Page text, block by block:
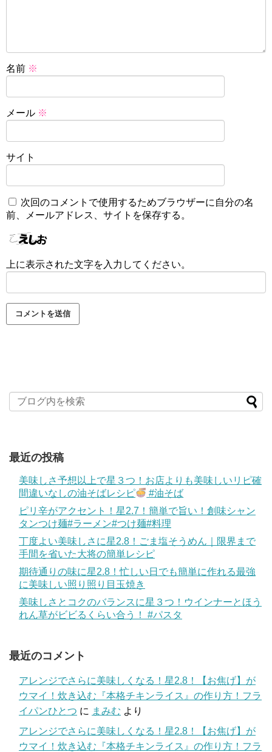
名前 ※
メール ※
サイト
次回のコメントで使用するためブラウザーに自分の名
前、メールアドレス、サイトを保存する。
上に表示された文字を入力してください。
最近の投稿
美味しさ予想以上で星３つ！お店よりも美味しいリピ確
間違いなしの油そばレシピ
#油そば
ピリ辛がアクセント！星2.7！簡単で旨い！創味シャン
タンつけ麺#ラーメン#つけ麺#料理
丁度よい美味しさに星2.8！ごま塩そうめん｜限界まで
手間を省いた大将の簡単レシピ
期待通りの味に星2.8！忙しい日でも簡単に作れる最強
に美味しい照り照り目玉焼き
美味しさとコクのバランスに星３つ！ウインナーとほう
れん草がビビるくらい合う！ #パスタ
最近のコメント
アレンジでさらに美味しくなる！星2.8！【お焦げ】が
ウマイ！炊き込む『本格チキンライス』の作り方！フラ
イパンひとつ に まみむ より
アレンジでさらに美味しくなる！星2.8！【お焦げ】が
ウマイ！炊き込む『本格チキンライス』の作り方！フラ